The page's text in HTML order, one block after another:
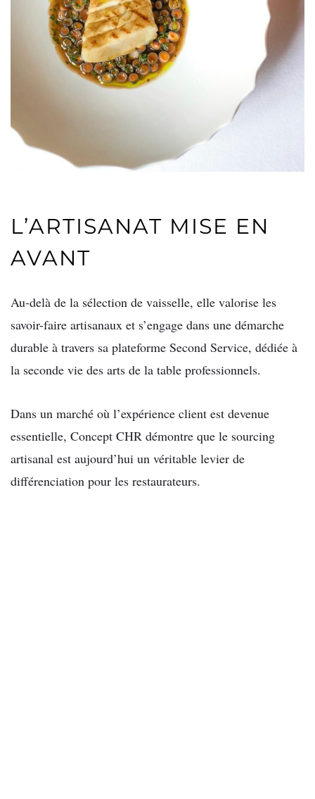
L’ARTISANAT MISE EN
AVANT
Au-delà de la sélection de vaisselle, elle valorise les
savoir-faire artisanaux et s’engage dans une démarche
durable à travers sa plateforme Second Service, dédiée à
la seconde vie des arts de la table professionnels.
Dans un marché où l’expérience client est devenue
essentielle, Concept CHR démontre que le sourcing
artisanal est aujourd’hui un véritable levier de
différenciation pour les restaurateurs.